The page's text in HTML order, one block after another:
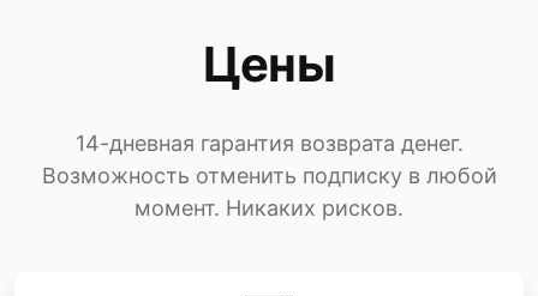
Цены
14-дневная гарантия возврата денег.
Возможность отменить подписку в любой
момент. Никаких рисков.